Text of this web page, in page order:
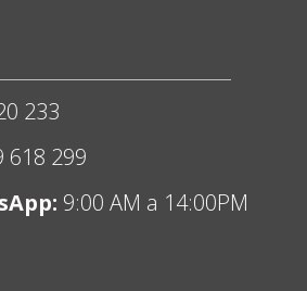
233
618 299
9:00 AM a 14:00PM